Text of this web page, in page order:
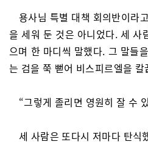
용사님 특별 대책 회의반이라
을 세워 둔 것은 아니었다. 세 사
으며 한 마디씩 말했다. 그 말들
는 검을 쭉 뻗어 비스피르엘을
“그렇게 졸리면 영원히 잘 수
세 사람은 또다시 저마다 탄식